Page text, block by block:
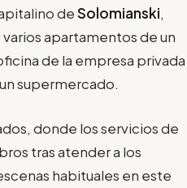
deSolomianski,
apartamentos de un
de la empresa privada
supermercado.
donde los servicios de
tras atender a los
habituales en este